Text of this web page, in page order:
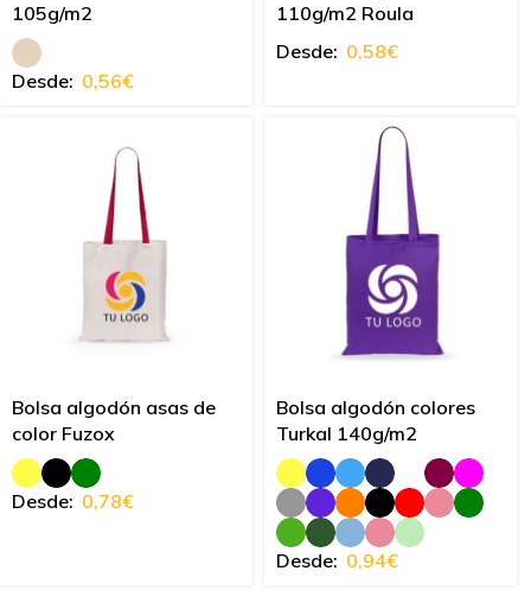
105g/m2
Desde: 0,56€
110g/m2 Roula
Desde: 0,58€
Bolsa algodón asas de
color Fuzox
Desde: 0,78€
Bolsa algodón colores
Turkal 140g/m2
Desde: 0,94€